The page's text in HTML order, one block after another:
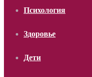
Психология
Здоровье
Дети